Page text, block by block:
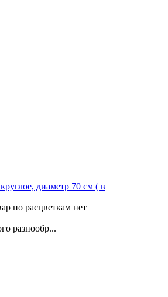
диаметр 70 см ( в
по расцветкам нет
разнообр...